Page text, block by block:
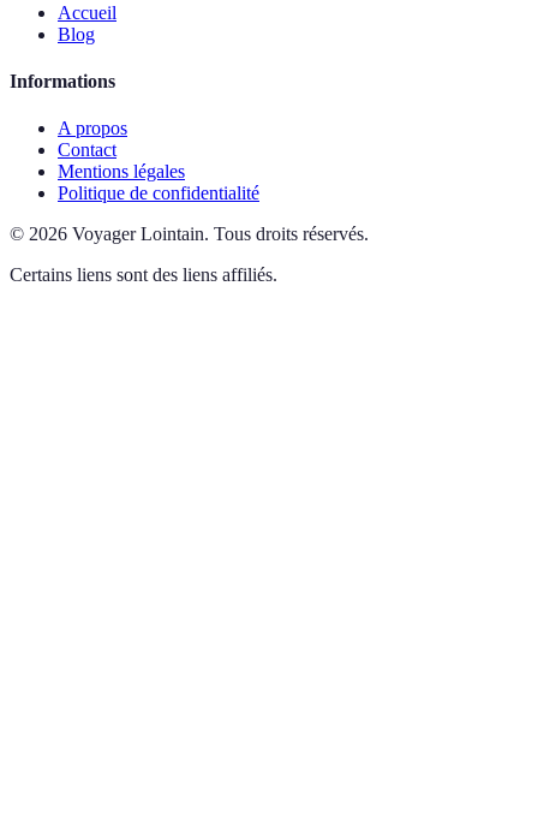
Accueil
Blog
Informations
A propos
Contact
Mentions légales
Politique de confidentialité
© 2026 Voyager Lointain. Tous droits réservés.
Certains liens sont des liens affiliés.